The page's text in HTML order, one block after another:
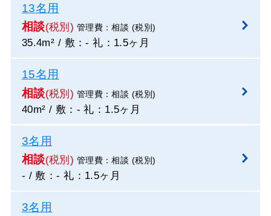
13名用
相談(税別) 管理費：相談 (税別)
35.4m² / 敷：- 礼：1.5ヶ月
15名用
相談(税別) 管理費：相談 (税別)
40m² / 敷：- 礼：1.5ヶ月
3名用
相談(税別) 管理費：相談 (税別)
- / 敷：- 礼：1.5ヶ月
3名用